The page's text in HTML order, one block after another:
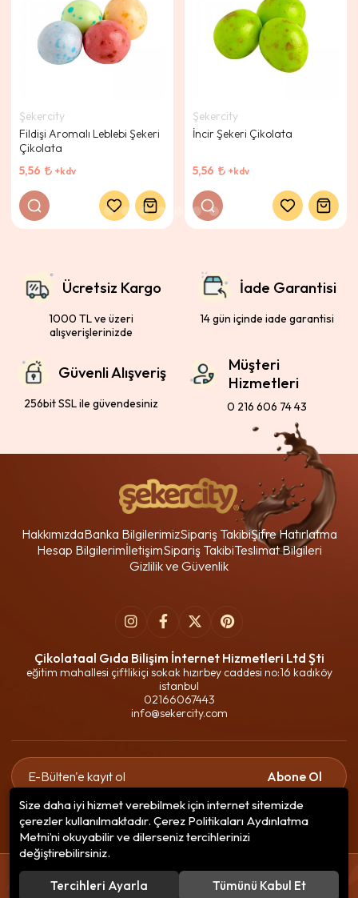
Şekercity
Fildişi Aromalı Leblebi Şekeri
Çikolata
5,56
+kdv
Şekercity
İncir Şekeri Çikolata
5,56 +kdv
Ücretsiz Kargo
1000 TL ve üzeri
alışverişlerinizde
İade Garantisi
14 gün içinde iade garantisi
Güvenli Alışveriş
256bit SSL ile güvendesiniz
Müşteri
Hizmetleri
0 216 606 74 43
HakkımızdaBanka BilgilerimizSipariş TakibiŞifre Hatırlatma
Hesap BilgilerimİletişimSipariş TakibiTeslimat Bilgileri
Gizlilik ve Güvenlik
Çikolataal Gıda Bilişim İnternet Hizmetleri Ltd Şti
eğitim mahallesi çiftlikiçi sokak hızırbey caddesi no:16 kadıköy
istanbul
02166067443
info@sekercity.com
Abone Ol
Gizlilik politikasınıokudum ve elektronik posta almayı kabul
ediyorum.
© 2020Çikolataal Gıda Bilişim. Tüm hakları saklıdır.
Size daha iyi hizmet verebilmek için internet sitemizde
çerezler kullanılmaktadır. Çerez Politikaları Aydınlatma
Metni’ni okuyabilir ve dilerseniz tercihlerinizi
değiştirebilirsiniz.
Tercihleri Ayarla Tümünü Kabul Et